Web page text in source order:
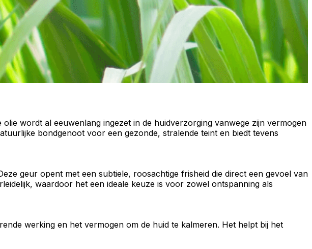
olie wordt al eeuwenlang ingezet in de huidverzorging vanwege zijn vermogen
bondgenoot voor een gezonde, stralende teint en biedt tevens
geur opent met een subtiele, roosachtige frisheid die direct een gevoel van
, waardoor het een ideale keuze is voor zowel ontspanning als
werking en het vermogen om de huid te kalmeren. Het helpt bij het